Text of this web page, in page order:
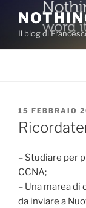
contenuto
Il blog di
PUBBLICATO
IL
15 FEBBRAIO
– Studiare per
CCNA;
– Una marea di
da inviare a